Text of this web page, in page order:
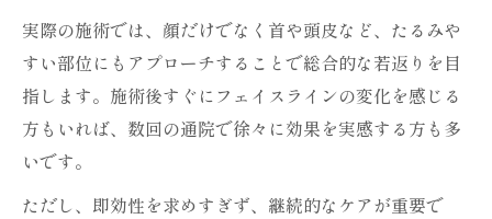
実際の施術では、顔だけでなく首や頭皮など、たるみや
すい部位にもアプローチすることで総合的な若返りを目
指します。施術後すぐにフェイスラインの変化を感じる
方もいれば、数回の通院で徐々に効果を実感する方も多
いです。
ただし、即効性を求めすぎず、継続的なケアが重要で